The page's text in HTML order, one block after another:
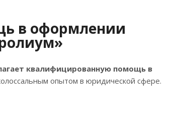
в оформлении
квалифицированную помощь в
опытом в юридической сфере.